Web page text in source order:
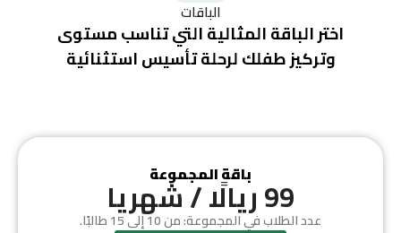
الباقات
اختر الباقة المثالية التي تناسب مستوى
وتركيز طفلك لرحلة تأسيس استثنائية
باقة المجموعة 99 ريالًا / شهريا
عدد الطلاب في المجموعة: من 10 إلى 15 طالبًا.